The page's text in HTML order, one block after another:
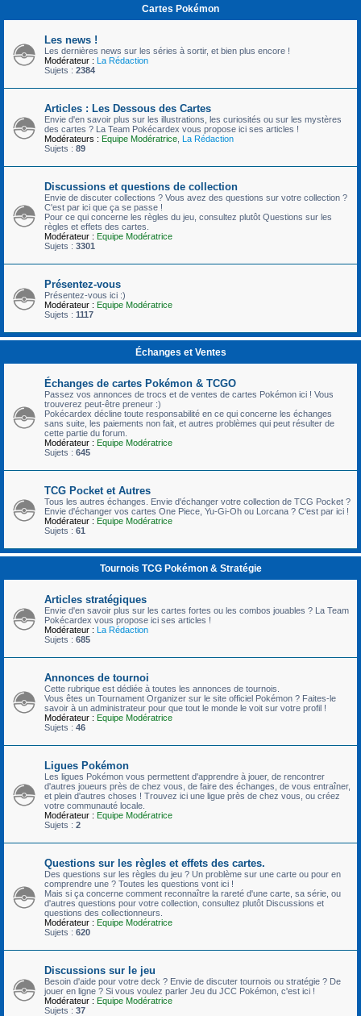
Cartes Pokémon
Les news !
Les dernières news sur les séries à sortir, et bien plus encore !
Modérateur : La Rédaction
Sujets : 2384
Articles : Les Dessous des Cartes
Envie d'en savoir plus sur les illustrations, les curiosités ou sur les mystères
des cartes ? La Team Pokécardex vous propose ici ses articles !
Modérateurs : Equipe Modératrice La Rédaction
Sujets : 89
Discussions et questions de collection
Envie de discuter collections ? Vous avez des questions sur votre collection ?
C'est par ici que ça se passe !
Pour ce qui concerne les règles du jeu, consultez plutôt Questions sur les
règles et effets des cartes.
Modérateur : Equipe Modératrice
Sujets : 3301
Présentez-vous
Présentez-vous ici :)
Modérateur : Equipe Modératrice
Sujets : 1117
Échanges et Ventes
Échanges de cartes Pokémon & TCGO
Passez vos annonces de trocs et de ventes de cartes Pokémon ici ! Vous
trouverez peut-être preneur :)
Pokécardex décline toute responsabilité en ce qui concerne les échanges
sans suite, les paiements non fait, et autres problèmes qui peut résulter de
cette partie du forum.
Modérateur : Equipe Modératrice
Sujets : 645
TCG Pocket et Autres
Tous les autres échanges. Envie d'échanger votre collection de TCG Pocket ?
Envie d'échanger vos cartes One Piece, Yu-Gi-Oh ou Lorcana ? C'est par ici !
Modérateur : Equipe Modératrice
Sujets : 61
Tournois TCG Pokémon & Stratégie
Articles stratégiques
Envie d'en savoir plus sur les cartes fortes ou les combos jouables ? La Team
Pokécardex vous propose ici ses articles !
Modérateur : La Rédaction
Sujets : 685
Annonces de tournoi
Cette rubrique est dédiée à toutes les annonces de tournois.
Vous êtes un Tournament Organizer sur le site officiel Pokémon ? Faites-le
savoir à un administrateur pour que tout le monde le voit sur votre profil !
Modérateur : Equipe Modératrice
Sujets : 46
Ligues Pokémon
Les ligues Pokémon vous permettent d'apprendre à jouer, de rencontrer
d'autres joueurs près de chez vous, de faire des échanges, de vous entraîner,
et plein d'autres choses ! Trouvez ici une ligue près de chez vous, ou créez
votre communauté locale.
Modérateur : Equipe Modératrice
Sujets : 2
Questions sur les règles et effets des cartes.
Des questions sur les règles du jeu ? Un problème sur une carte ou pour en
comprendre une ? Toutes les questions vont ici !
Mais si ça concerne comment reconnaître la rareté d'une carte, sa série, ou
d'autres questions pour votre collection, consultez plutôt Discussions et
questions des collectionneurs.
Modérateur : Equipe Modératrice
Sujets : 620
Discussions sur le jeu
Besoin d'aide pour votre deck ? Envie de discuter tournois ou stratégie ? De
jouer en ligne ? Si vous voulez parler Jeu du JCC Pokémon, c'est ici !
Modérateur : Equipe Modératrice
Sujets : 37